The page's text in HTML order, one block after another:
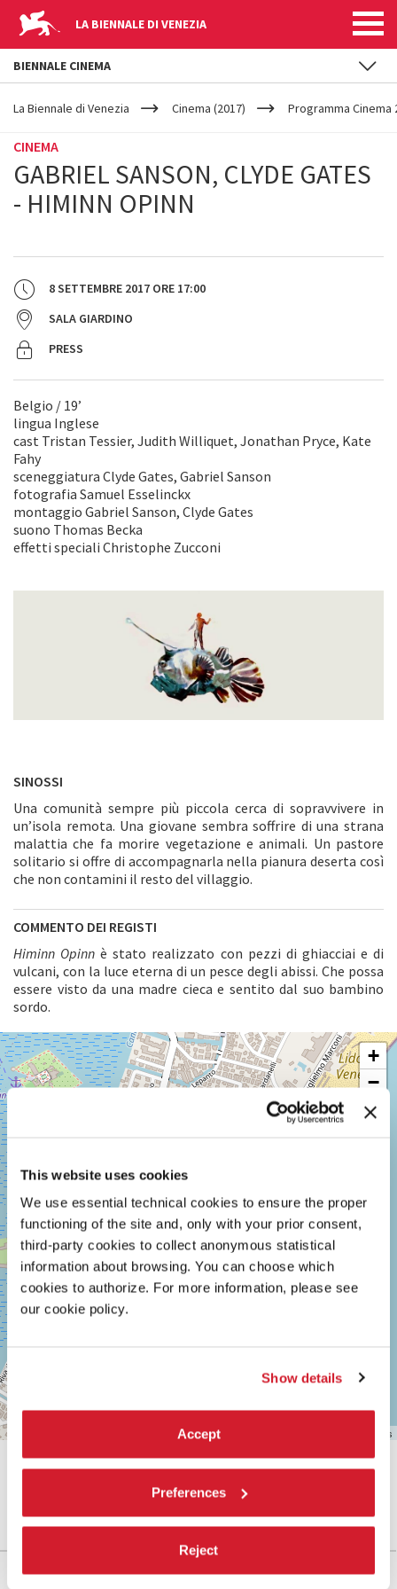
This website uses cookies
We use essential technical cookies to ensure the proper
functioning of the site and, only with your prior consent,
third-party cookies to collect anonymous statistical
information about browsing. You can choose which
cookies to authorize. For more information, please see
our cookie policy.
Show details
Accept
Preferences
Reject
LA BIENNALE DI VENEZIA
YOUR
ARE
La Biennale di Venezia Cinema (2017) Programma
CINEMA
GABRIEL SANSON, CLYDE GATES
- HIMINN OPINN
8 SETTEMBRE 2017 ORE 17:00
SALA GIARDINO
PRESS
Belgio / 19’
lingua Inglese
cast Tristan Tessier, Judith Williquet, Jonathan Pryce, Kate
Fahy
sceneggiatura Clyde Gates, Gabriel Sanson
fotografia Samuel Esselinckx
montaggio Gabriel Sanson, Clyde Gates
suono Thomas Becka
effetti speciali Christophe Zucconi
SINOSSI
Una comunità sempre più piccola cerca di sopravvivere in
un’isola remota. Una giovane sembra soffrire di una strana
malattia che fa morire vegetazione e animali. Un pastore
solitario si offre di accompagnarla nella pianura deserta così
che non contamini il resto del villaggio.
COMMENTO DEI REGISTI
Himinn Opinn è stato realizzato con pezzi di ghiacciai e di
vulcani, con la luce eterna di un pesce degli abissi. Che possa
essere visto da una madre cieca e sentito dal suo bambino
sordo.
SALA
GIARDINO
LUNGOMARE
MARCONI
30126
LIDO
DI
VENEZIA
TEL.
0415218711
info@labiennale.org
SCOPRI LA SEDE
+
−
contributors
BIENNALE CINEMA